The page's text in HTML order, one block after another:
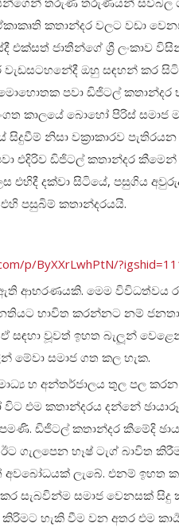
කතාන්දර වලට වඩා
එක්සත් ජාතීන්ගේ ශ්‍රී ලංකාව
ඔහු සඳහන් කර
පවා ඩිජිටල් කතාන්දර
කාලයේ බොහෝ පිරිස් සමාජ
නිසා වක්‍රාකාරව පැතිරයන
එදිරිව ඩිජිටල් කතාන්දර
එහිදී දක්වා සිටියේ, පසුගිය
පසුබිම් කතාන්දරයයි.
p/ByXXrLwhPtN/
ආභරණයකි. මෙම විවිධත්වය
භාවිත කරන්නට නම්
සඳහා වූවත් ඉහත බැලූන්
මේවා සමාජ ගත කල හැක.
හ අන්තර්ජාලය තුල පල
එම කතාන්දරය දන්නේ
ඩිජිටල් කතාන්දර කීමේදි
ගැලපෙන හෑෂ් ටැග් බාවිත
අවබෝධයක් ලැබේ. එනම්
සැබවින්ම සමාජ වෙනසක්
හැකි වීම වන අතර එම